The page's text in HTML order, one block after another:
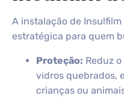
A instalação de
estratégica para quem
Proteção: Reduz
vidros quebrados,
crianças ou